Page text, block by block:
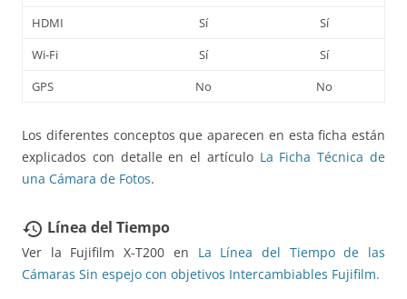
HDMI
Sí
Sí
Wi-Fi
Sí
Sí
GPS
No No
Los diferentes conceptos que aparecen en esta ficha están
explicados con detalle en el artículo La Ficha Técnica de
una Cámara de Fotos.
restore Línea del Tiempo
Ver la Fujifilm X-T200 en La Línea del Tiempo de las
Cámaras Sin espejo con objetivos Intercambiables Fujifilm.